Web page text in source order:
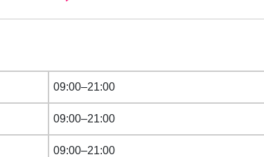
09:00–21:00
09:00–21:00
09:00–21:00